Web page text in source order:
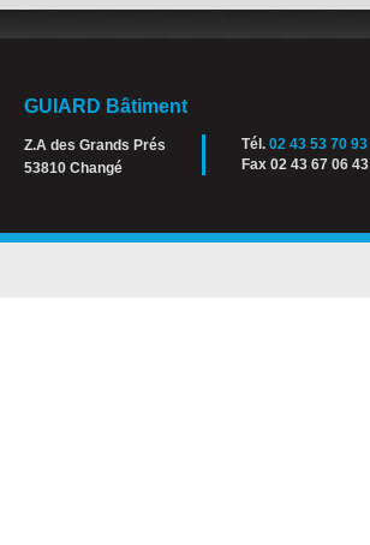
GUIARD Bâtiment
Z.A des Grands Prés
53810 Changé
Tél. 02 43 53 70 93
Fax 02 43 67 06 43